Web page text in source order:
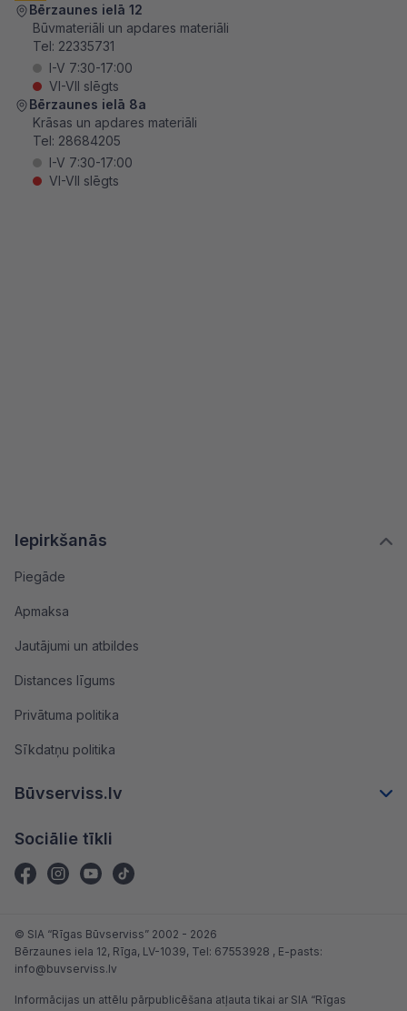
Iepirkšanās
Piegāde
Apmaksa
Jautājumi un atbildes
Distances līgums
Privātuma politika
Sīkdatņu politika
Būvserviss.lv
Sociālie tīkli
Bērzaunes ielā 12
Būvmateriāli un apdares materiāli
Tel: 22335731
I-V 7:30-17:00
VI-VII slēgts
Bērzaunes ielā 8a
Krāsas un apdares materiāli
Tel: 28684205
I-V 7:30-17:00
VI-VII slēgts
© SIA “Rīgas Būvserviss” 2002 - 2026
Bērzaunes iela 12, Rīga, LV-1039, Tel: 67553928 , E-pasts:
info@buvserviss.lv
Informācijas un attēlu pārpublicēšana atļauta tikai ar SIA “Rīgas